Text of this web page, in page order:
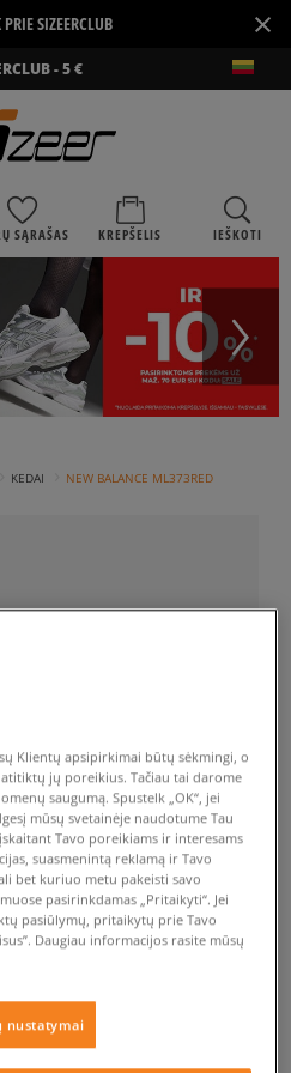
SIZEERCLUB ×
- 5 €
SĄRAŠAS KREPŠELIS IEŠKOTI
KEDAI NEW BALANCE ML373RED
Klientų apsipirkimai būtų sėkmingi, o
jų poreikius. Tačiau tai darome
saugumą. Spustelk „OK“, jei
mūsų svetainėje naudotume Tau
Tavo poreikiams ir interesams
suasmenintą reklamą ir Tavo
bet kuriuo metu pakeisti savo
pasirinkdamas „Pritaikyti“. Jei
pasiūlymų, pritaikytų prie Tavo
Daugiau informacijos rasite mūsų
nustatymai